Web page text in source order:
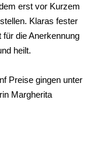
erst vor Kurzem
Klaras fester
die Anerkennung
heilt.
Preise gingen unter
Margherita